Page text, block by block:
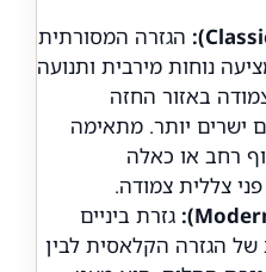
הגזרה המסורתית
נוחות מירבית ותנועה
באזור החזה
ישרים יותר. מתאימה
רחב או כאלה
צללית צמודה.
גזרת ביניים
של הגזרה הקלאסית לבין